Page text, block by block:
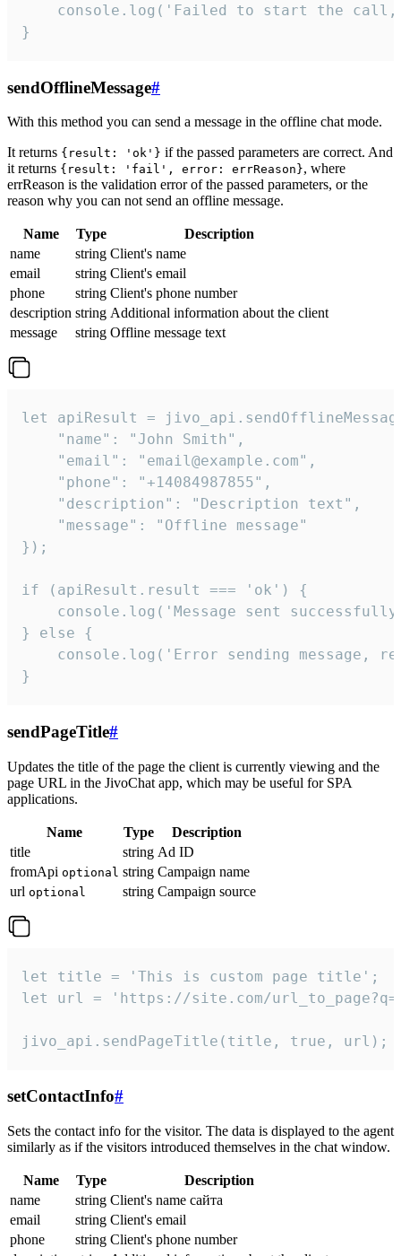
console.log('Failed to start the
}
sendOfflineMessage#
With this method you can send a message in the offline chat mode.
It returns {result: 'ok'} if the passed parameters are correct. And
it returns {result: 'fail', error: errReason}, where
errReason is the validation error of the passed parameters, or the
reason why you can not send an offline message.
Name Type
Description
name
string Client's name
email
string Client's email
phone
string Client's phone number
description string Additional information about the client
message
string Offline message text
let apiResult =
    "name": "John Smith",
    "email": "email@example.com",
    "phone": "+14084987855",
    "description": "Description text",
    "message": "Offline message"
});
if (apiResult.result === 'ok') {
console.log('Message sent
} else {
console.log('Error sending message,
}
sendPageTitle#
Updates the title of the page the client is currently viewing and the
page URL in the JivoChat app, which may be useful for SPA
applications.
Name Type
Description
title
string Ad ID
fromApi optional string Campaign name
url optional string Campaign source
let title = 'This is custom page title';
let url = 'https://site.com/
jivo_api.sendPageTitle(title, true, url);
setContactInfo#
Sets the contact info for the visitor. The data is displayed to the agent
similarly as if the visitors introduced themselves in the chat window.
Name Type
Description
name
string Client's name сайта
email
string Client's email
phone
string Client's phone number